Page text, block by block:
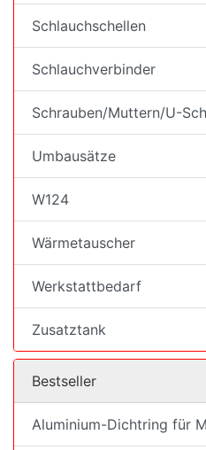
Schlauchschellen
Schlauchverbinder
Schrauben/Muttern/U-
Umbausätze
W124
Wärmetauscher
Werkstattbedarf
Zusatztank
Bestseller
Aluminium-Dichtring für